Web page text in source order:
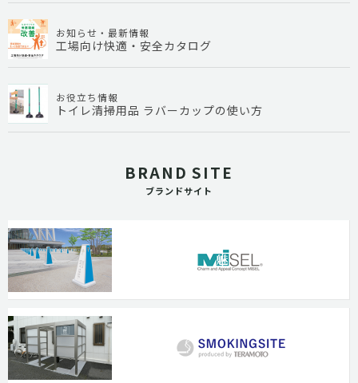
お知らせ・最新情報
工場向け快適・安全カタログ
お役立ち情報
トイレ清掃用品 ラバーカップの使い方
BRAND SITE
ブランドサイト